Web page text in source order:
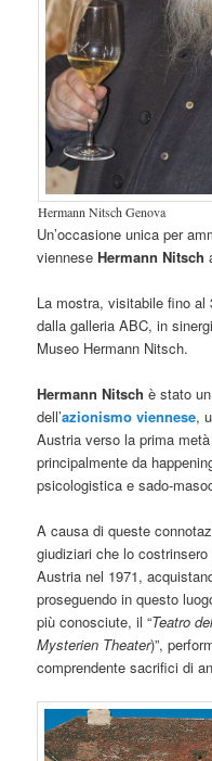
Hermann Nitsch Genova
Un’occasione unica per
vienneseHermann Nitsch
La mostra, visitabile fino
dalla galleria ABC, in
Museo Hermann Nitsch.
Hermann Nitsch è stato
dell’azionismo viennese,
Austria verso la prima
principalmente da
psicologistica e sado-
A causa di queste
giudiziari che lo
Austria nel 1971,
proseguendo in questo
più conosciute, il “Teatro
Mysterien Theater)”,
comprendente sacrifici di